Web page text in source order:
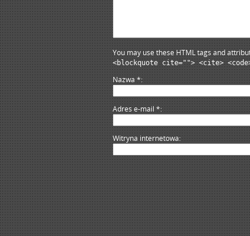
You may use these HTML tags and
<blockquote cite=""> <cite>
Nazwa*
Adres e-mail*
Witryna internetowa